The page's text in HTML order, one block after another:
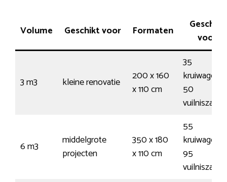
Volume Geschikt voor Formaten
Geschikt
voor
3 m3 kleine renovatie
200 x 160
x 110 cm
35
50
6 m3
middelgrote
projecten
350 x 180
x 110 cm
55
95